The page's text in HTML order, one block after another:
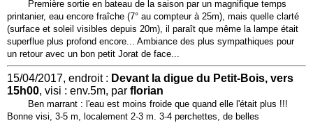
Première sortie en bateau de la saison par un magnifique temps
printanier, eau encore fraîche (7° au compteur à 25m), mais quelle clarté
(surface et soleil visibles depuis 20m), il paraît que même la lampe était
superflue plus profond encore... Ambiance des plus sympathiques pour
un retour avec un bon petit Jorat de face...
15/04/2017, endroit : Devant la digue du Petit-Bois, vers
15h00, visi : env.5m, par florian
Ben marrant : l'eau est moins froide que quand elle l'était plus !!!
Bonne visi, 3-5 m, localement 2-3 m. 3-4 perchettes, de belles